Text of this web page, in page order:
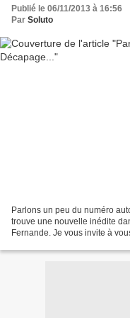
Publié le 06/11/2013 à 16:56
Par Soluto
Parlons un peu du numéro
trouve une nouvelle inédite
Fernande. Je vous invite à